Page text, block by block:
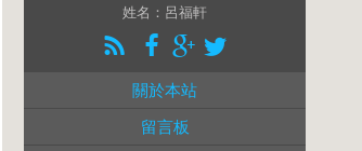
姓名：呂福軒
關於本站
留言板